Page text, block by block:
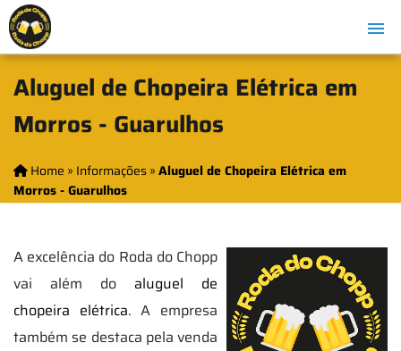
Aluguel de Chopeira Elétrica em
Morros - Guarulhos
Home » Informações»Aluguel de Chopeira Elétrica em
Morros - Guarulhos
A excelência do Roda do Chopp
vai além do aluguel de
chopeira elétrica. A empresa
também se destaca pela venda